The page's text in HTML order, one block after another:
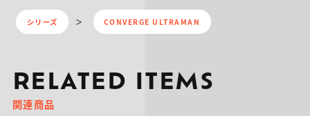
シリーズ CONVERGE ULTRAMAN
RELATED ITEMS
関連商品